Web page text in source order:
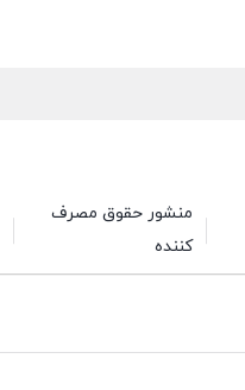
منشور حقوق مصرف
کننده